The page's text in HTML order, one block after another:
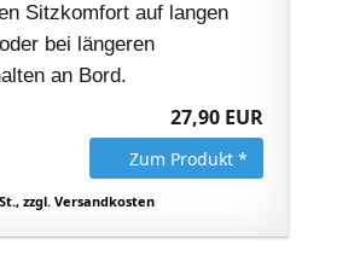
Sitzkomfort auf langen
bei längeren
an Bord.
27,90 EUR
Zum Produkt *
zzgl. Versandkosten